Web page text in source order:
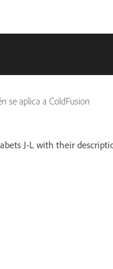
se aplica a ColdFusion
J-L with their